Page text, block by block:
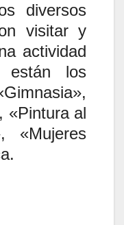
diversos
visitar y
actividad
están los
«Pintura al
«Mujeres